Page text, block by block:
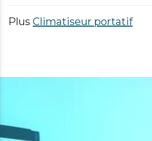
Plus Climatiseur portatif